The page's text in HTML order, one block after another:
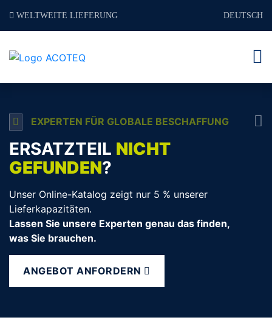
WELTWEITE LIEFERUNG DEUTSCH
EXPERTEN FÜR GLOBALE BESCHAFFUNG
ERSATZTEIL NICHT
GEFUNDEN?
Unser Online-Katalog zeigt nur 5 % unserer
Lieferkapazitäten.
Lassen Sie unsere Experten genau das finden,
was Sie brauchen.
ANGEBOT ANFORDERN